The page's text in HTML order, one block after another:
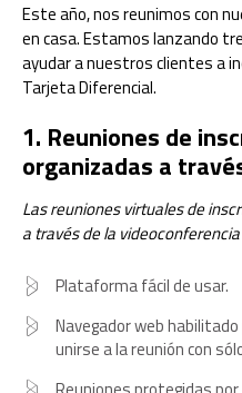
Este año, nos reunimos con
en casa. Estamos lanzando
ayudar a nuestros clientes a
Tarjeta Diferencial.
1. Reuniones de
organizadas a
Las reuniones virtuales de
a través de la
Plataforma fácil de usar.
Navegador web
unirse a la reunión con